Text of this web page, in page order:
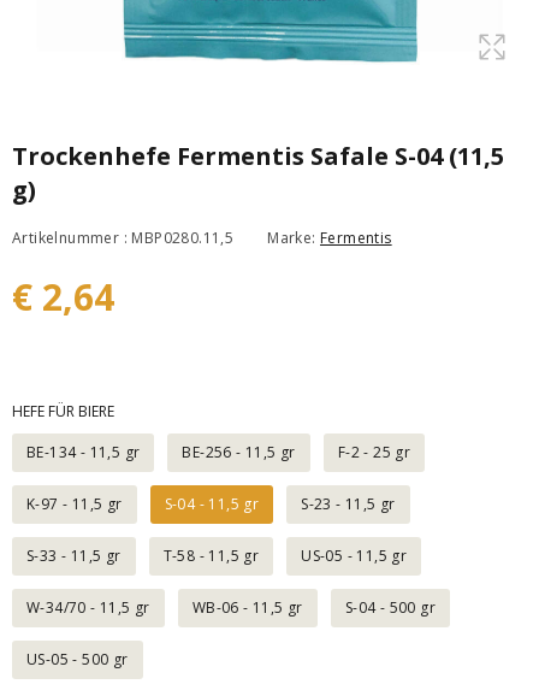
Trockenhefe Fermentis Safale S-04 (11,5
g)
Artikelnummer : MBP0280.11,5 Marke: Fermentis
€ 2,64
HEFE FÜR BIERE
BE-134 - 11,5 gr
BE-256 - 11,5 gr F-2 - 25 gr
K-97 - 11,5 gr S-04 - 11,5 gr S-23 - 11,5 gr
S-33 - 11,5 gr T-58 - 11,5 gr US-05 - 11,5 gr
W-34/70 - 11,5 gr WB-06 - 11,5 gr S-04 - 500 gr
US-05 - 500 gr